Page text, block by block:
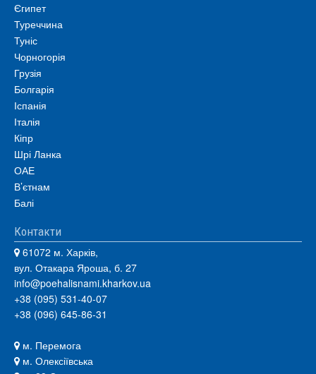
Єгипет
Туреччина
Туніс
Чорногорія
Грузія
Болгарія
Іспанія
Італія
Кіпр
Шрі Ланка
ОАЕ
В’єтнам
Балі
Контакти
61072 м. Харків,
вул. Отакара Яроша, б. 27
info@poehalisnami.kharkov.ua
+38 (095) 531-40-07
+38 (096) 645-86-31
м. Перемога
м. Олексіївська